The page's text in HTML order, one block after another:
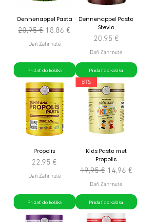
Dennenappel Pasta
Normálna cena
20,95 € Zľavnená cena
18,86 €
Daň Zahrnuté
Pridať do košíka
Dennenappel Pasta
Stevia
Cena
20,95 €
Daň Zahrnuté
Pridať do košíka
Propolis
Cena
22,95 €
Daň Zahrnuté
Pridať do košíka
BTS
Kids Pasta met
Propolis
Normálna cena
19,95 € Zľavnená cena
14,96 €
Daň Zahrnuté
Pridať do košíka